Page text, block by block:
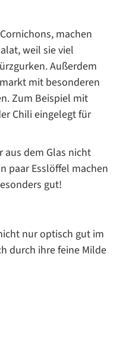
machen
weil sie viel
Außerdem
mit besonderen
Zum Beispiel mit
Chili eingelegt für
aus dem Glas nicht
paar Esslöffel machen
gut!
nur optisch gut im
durch ihre feine Milde